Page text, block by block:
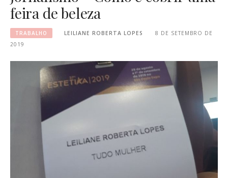
feira de beleza
TRABALHO LEILIANE ROBERTA LOPES
8 DE SETEMBRO DE
2019